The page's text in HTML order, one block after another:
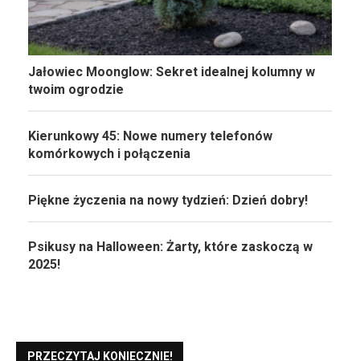
Jałowiec Moonglow: Sekret idealnej kolumny w
twoim ogrodzie
Kierunkowy 45: Nowe numery telefonów
komórkowych i połączenia
Piękne życzenia na nowy tydzień: Dzień dobry!
Psikusy na Halloween: Żarty, które zaskoczą w
2025!
PRZECZYTAJ KONIECZNIE!